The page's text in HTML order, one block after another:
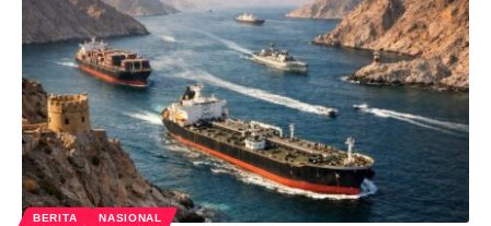
BERITA NASIONAL